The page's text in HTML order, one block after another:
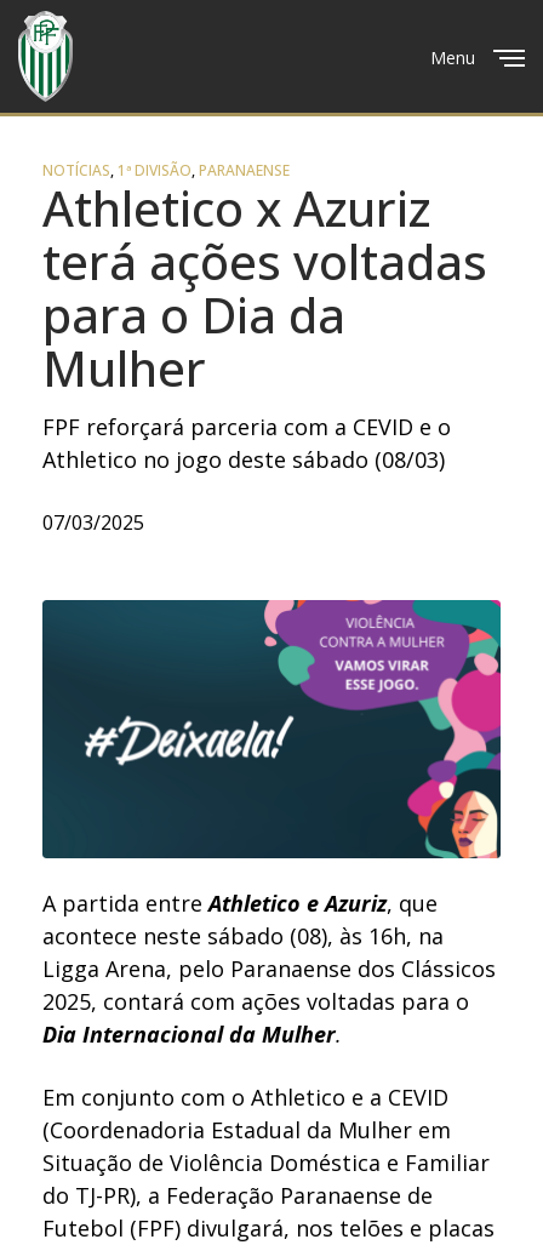
Menu
NOTÍCIAS, 1ª DIVISÃO,PARANAENSE
Athletico x Azuriz
terá ações voltadas
para o Dia da
Mulher
FPF reforçará parceria com a CEVID e o
Athletico no jogo deste sábado (08/03)
07/03/2025
A partida entre Athleticoe Azuriz, que
acontece neste sábado (08), às 16h, na
Ligga Arena, pelo Paranaense dos Clássicos
2025, contará com ações voltadas para o
Dia Internacional da Mulher.
Em conjunto com o Athletico e a CEVID
(Coordenadoria Estadual da Mulher em
Situação de Violência Doméstica e Familiar
do TJ-PR), a Federação Paranaense de
Futebol (FPF) divulgará, nos telões e placas